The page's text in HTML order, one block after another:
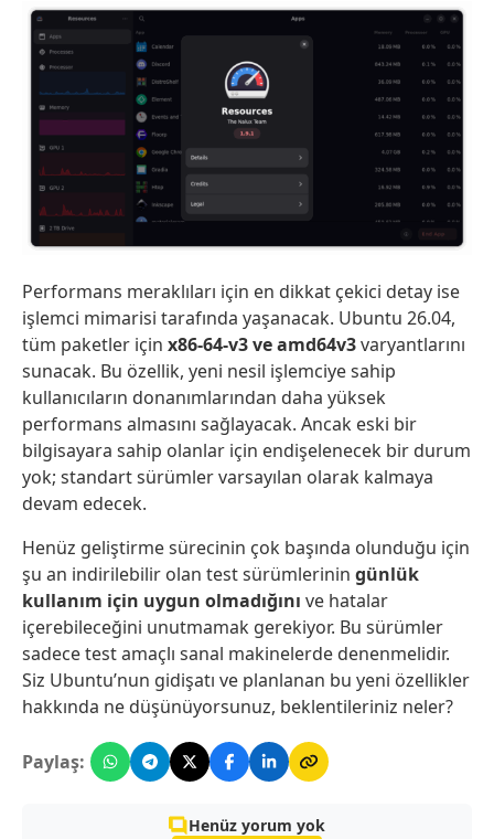
Performans meraklıları için en dikkat çekici detay ise
işlemci mimarisi tarafında yaşanacak. Ubuntu 26.04,
tüm paketler için x86-64-v3 ve amd64v3varyantlarını
sunacak. Bu özellik, yeni nesil işlemciye sahip
kullanıcıların donanımlarından daha yüksek
performans almasını sağlayacak. Ancak eski bir
bilgisayara sahip olanlar için endişelenecek bir durum
yok; standart sürümler varsayılan olarak kalmaya
devam edecek.
Henüz geliştirme sürecinin çok başında olunduğu için
şu an indirilebilir olan test sürümlerinin günlük
kullanım için uygun olmadığını ve hatalar
içerebileceğini unutmamak gerekiyor. Bu sürümler
sadece test amaçlı sanal makinelerde denenmelidir.
Siz Ubuntu’nun gidişatı ve planlanan bu yeni özellikler
hakkında ne düşünüyorsunuz, beklentileriniz neler?
Paylaş:
Henüz yorum yok